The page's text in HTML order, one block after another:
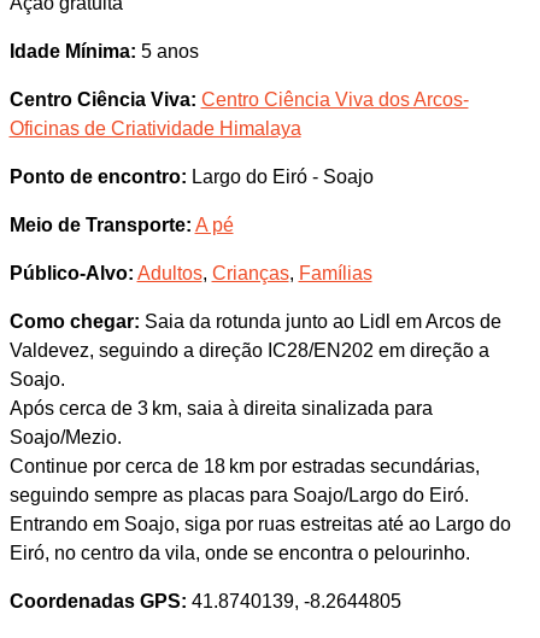
Idade Mínima: 5 anos
Centro Ciência Viva: Centro Ciência Viva dos Arcos-
Oficinas de Criatividade Himalaya
Ponto de encontro: Largo do Eiró - Soajo
Meio de Transporte: A pé
Público-Alvo: Adultos, Crianças, Famílias
Como chegar: Saia da rotunda junto ao Lidl em Arcos de
Valdevez, seguindo a direção IC28/EN202 em direção a
Soajo.
Após cerca de 3 km, saia à direita sinalizada para
Soajo/Mezio.
Continue por cerca de 18 km por estradas secundárias,
seguindo sempre as placas para Soajo/Largo do Eiró.
Entrando em Soajo, siga por ruas estreitas até ao Largo do
Eiró, no centro da vila, onde se encontra o pelourinho.
Coordenadas GPS: 41.8740139, -8.2644805